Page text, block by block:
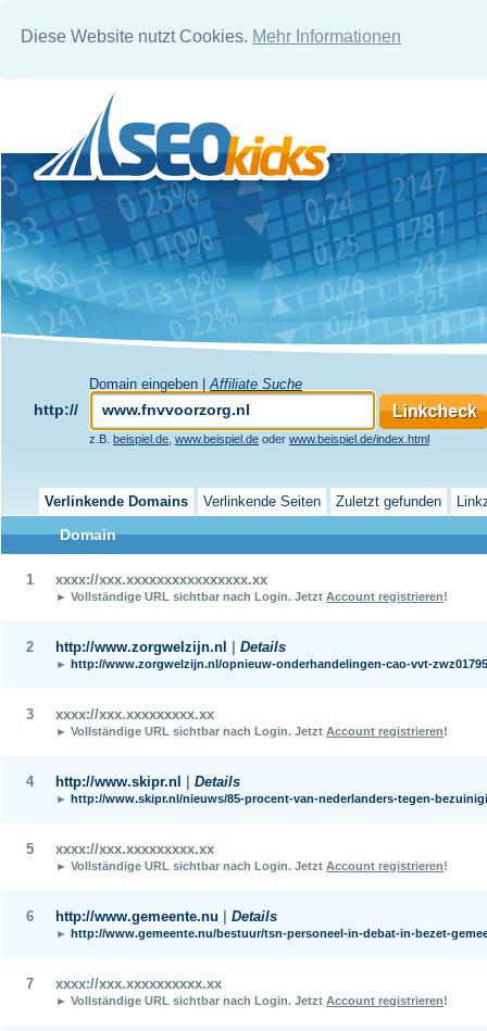
Diese Website nutzt Cookies. Mehr Informationen
Domain eingeben | Affiliate Suche
http://
z.B. beispiel.de www.beispiel.de oder www.beispiel.de/index.html
Verlinkende Domains Verlinkende Seiten Zuletzt gefunden
Domain
1 xxxx://xxx.xxxxxxxxxxxxxxxx.xx
► Vollständige URL sichtbar nach Login. Jetzt Account registrieren!
2 http://www.zorgwelzijn.nl Details
► http://www.zorgwelzijn.nl/opnieuw-onderhandelingen-cao-vvt-
3 xxxx://xxx.xxxxxxxxx.xx
► Vollständige URL sichtbar nach Login. Jetzt Account registrieren!
4 http://www.skipr.nl Details
► http://www.skipr.nl/nieuws/85-procent-van-nederlanders-tegen-
5 xxxx://xxx.xxxxxxxxx.xx
► Vollständige URL sichtbar nach Login. Jetzt Account registrieren!
6 http://www.gemeente.nu Details
► http://www.gemeente.nu/bestuur/tsn-personeel-in-debat-in-bezet-
7 xxxx://xxx.xxxxxxxxxx.xx
► Vollständige URL sichtbar nach Login. Jetzt Account registrieren!